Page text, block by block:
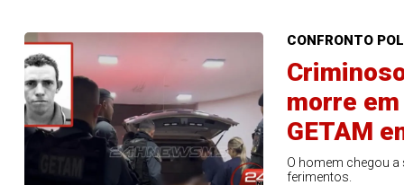
CONFRONTO
morre
GETAM
O homem chegou
ferimentos.